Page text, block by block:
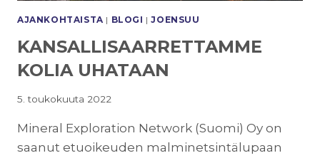
AJANKOHTAISTA | BLOGI |JOENSUU
KANSALLISAARRETTAMME
KOLIA UHATAAN
5. toukokuuta 2022
Mineral Exploration Network (Suomi) Oy on
saanut etuoikeuden malminetsintälupaan